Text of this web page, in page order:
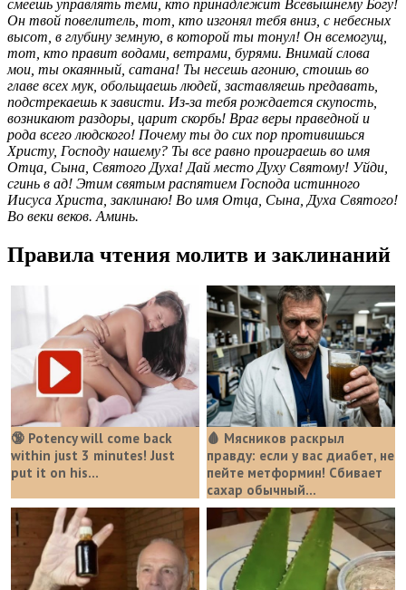
смеешь управлять теми, кто принадлежит Всевышнему Богу!
Он твой повелитель, тот, кто изгонял тебя вниз, с небесных
высот, в глубину земную, в которой ты тонул! Он всемогущ,
тот, кто правит водами, ветрами, бурями. Внимай слова
мои, ты окаянный, сатана! Ты несешь агонию, стоишь во
главе всех мук, обольщаешь людей, заставляешь предавать,
подстрекаешь к зависти. Из-за тебя рождается скупость,
возникают раздоры, царит скорбь! Враг веры праведной и
рода всего людского! Почему ты до сих пор противишься
Христу, Господу нашему? Ты все равно проиграешь во имя
Отца, Сына, Святого Духа! Дай место Духу Святому! Уйди,
сгинь в ад! Этим святым распятием Господа истинного
Иисуса Христа, заклинаю! Во имя Отца, Сына, Духа Святого!
Во веки веков. Аминь.
Правила чтения молитв и заклинаний
🔞 Potency will come back
within just 3 minutes! Just
put it on his…
🩸 Мясников раскрыл
правду: если у вас диабет, не
пейте метформин! Сбивает
сахар обычный...